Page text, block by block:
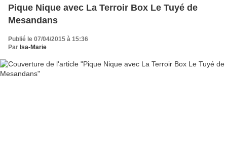
Pique Nique avec La Terroir Box Le Tuyé de
Mesandans
Publié le 07/04/2015 à 15:36
Par Isa-Marie